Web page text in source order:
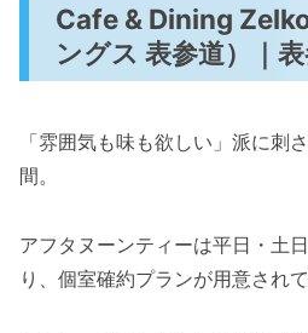
Cafe & Dining
ングス 表参道）｜
「雰囲気も味も欲しい」派に刺
間。
アフタヌーンティーは平日・土
り、個室確約プランが用意され